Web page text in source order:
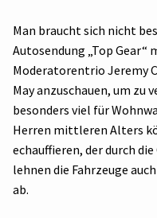
Man braucht sich nicht
Autosendung „Top
Moderatorentrio Jeremy
May anzuschauen, um zu
besonders viel für
Herren mittleren Alters
echauffieren, der durch
lehnen die Fahrzeuge
ab.